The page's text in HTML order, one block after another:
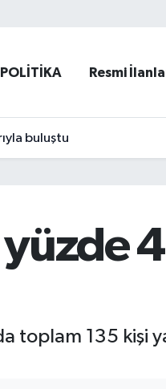
POLİTİKA Resmi
buluştu
toplam 135 kişi